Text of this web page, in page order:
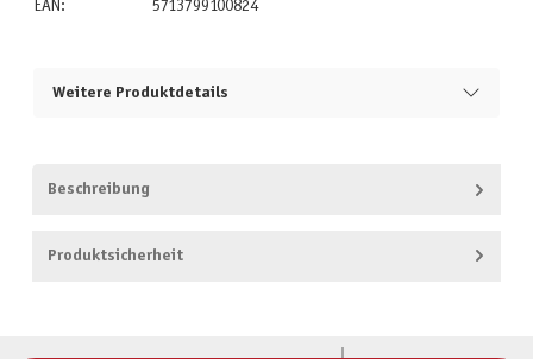
EAN:
5713799100824
Weitere Produktdetails
Beschreibung
Produktsicherheit